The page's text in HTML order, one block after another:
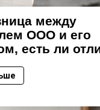
между
ООО и его
есть ли